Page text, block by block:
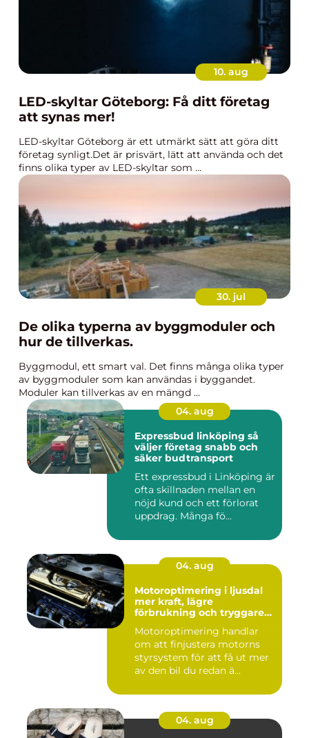
10. aug
LED-skyltar Göteborg: Få ditt företag
att synas mer!
LED-skyltar Göteborg är ett utmärkt sätt att göra ditt
företag synligt.Det är prisvärt, lätt att använda och det
finns olika typer av LED-skyltar som ...
30. jul
De olika typerna av byggmoduler och
hur de tillverkas.
Byggmodul, ett smart val. Det finns många olika typer
av byggmoduler som kan användas i byggandet.
Moduler kan tillverkas av en mängd ...
04. aug
Expressbud linköping så
väljer företag snabb och
säker budtransport
Ett expressbud i Linköping är
ofta skillnaden mellan en
nöjd kund och ett förlorat
uppdrag. Många fö...
04. aug
Motoroptimering i ljusdal
mer kraft, lägre
förbrukning och tryggare
Motoroptimering handlar
om att finjustera motorns
styrsystem för att få ut mer
av den bil du redan ä...
04. aug